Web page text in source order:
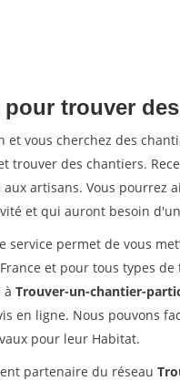
trouver
et vous cherchez des
trouver des chantiers.
artisans. Vous pourrez
et qui auront besoin
service permet de vous
et pour tous types
à Trouver-un-chantier-
en ligne. Nous pouvons
pour leur Habitat.
partenaire du réseau